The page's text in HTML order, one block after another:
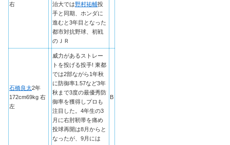
右
治大では野村祐輔投
手と同期、ホンダに
進むと3年目となった
都市対抗野球、初戦
のＪＲ
石橋良太2年
172cm69kg 右
左
威力があるストレー
トを投げる投手! 東都
では2部ながら1年秋
に防御率1.57など3年
秋まで3度の最優秀防
御率を獲得しプロも
注目した。4年生の3
月に右肘靭帯を痛め
投球再開は8月からと
なったが、9月には
B